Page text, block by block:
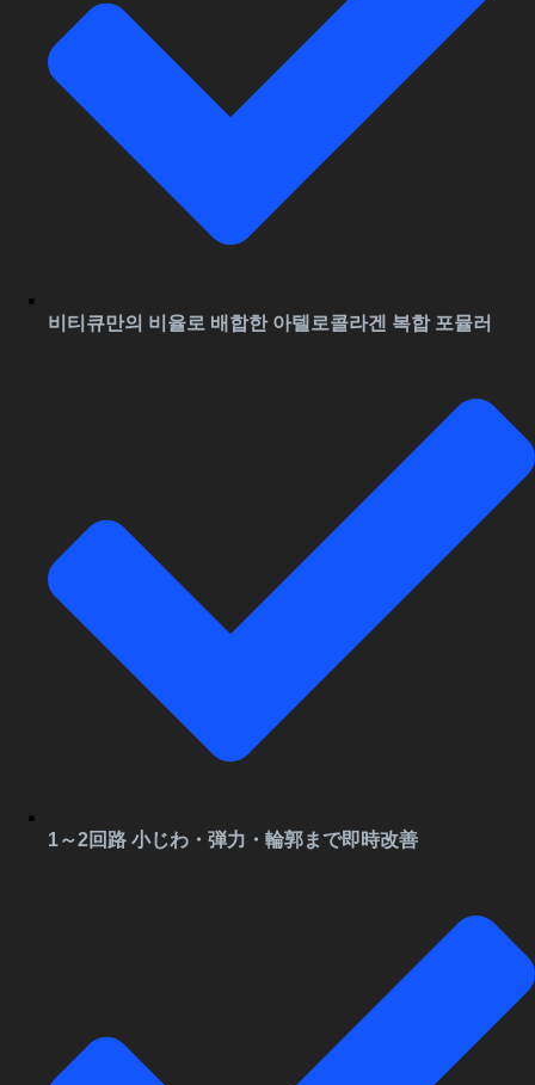
비티큐만의 비율로 배합한 아텔로콜라겐 복합 포뮬러
1～2回路 小じわ・弾力・輪郭まで即時改善